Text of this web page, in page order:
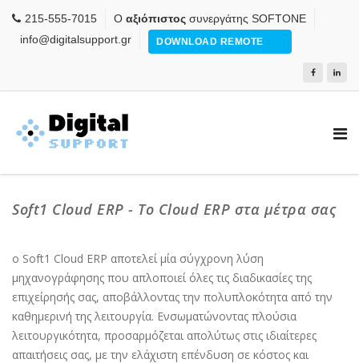
215-555-7015 Ο αξιόπιστος συνεργάτης SOFTONE
info@digitalsupport.gr
DOWNLOAD REMOTE
Soft1 Cloud ERP - Το Cloud ERP στα μέτρα σας
ο Soft1 Cloud ERP αποτελεί μία σύγχρονη λύση
μηχανογράφησης που απλοποιεί όλες τις διαδικασίες της
επιχείρησής σας, αποβάλλοντας την πολυπλοκότητα από την
καθημερινή της λειτουργία. Ενσωματώνοντας πλούσια
λειτουργικότητα, προσαρμόζεται απολύτως στις ιδιαίτερες
απαιτήσεις σας, με την ελάχιστη επένδυση σε κόστος και